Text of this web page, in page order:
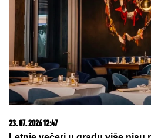
Hibrid broj 1 koji osvaja
akcijskoj ceni od 19.990€ do